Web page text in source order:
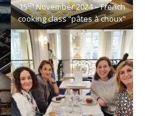
15thNovember 2024 – French
cooking class “pâtes à choux”